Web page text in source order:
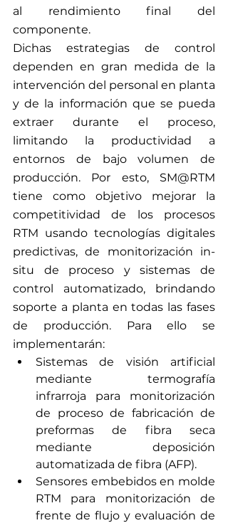
al rendimiento final del
componente.
Dichas estrategias de control
dependen en gran medida de la
intervención del personal en planta
y de la información que se pueda
extraer durante el proceso,
limitando la productividad a
entornos de bajo volumen de
producción. Por esto, SM@RTM
tiene como objetivo mejorar la
competitividad de los procesos
RTM usando tecnologías digitales
predictivas, de monitorización in-
situ de proceso y sistemas de
control automatizado, brindando
soporte a planta en todas las fases
de producción. Para ello se
implementarán:
Sistemas de visión artificial
mediante termografía
infrarroja para monitorización
de proceso de fabricación de
preformas de fibra seca
mediante deposición
automatizada de fibra (AFP).
Sensores embebidos en molde
RTM para monitorización de
frente de flujo y evaluación de